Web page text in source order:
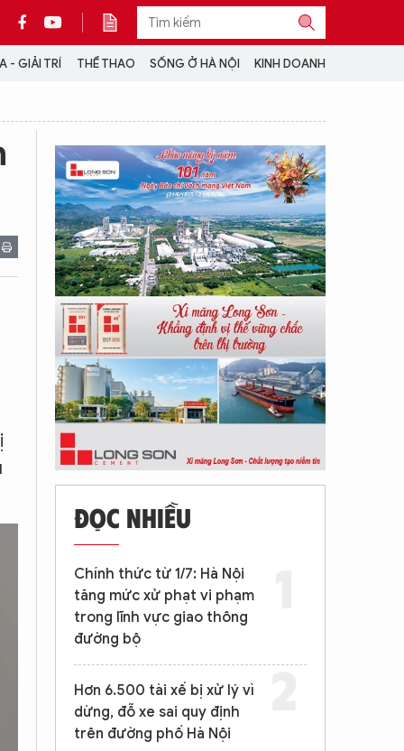
- GIẢI TRÍ THỂ THAO SỐNG Ở HÀ NỘI KINH DOANH
CỘNG TÁC VỚI ANTĐ
TRA CỨU XE
HOTLINE: 032 9907 579
ĐỌC NHIỀU
Chính thức từ 1/7: Hà Nội
tăng mức xử phạt vi phạm
trong lĩnh vực giao thông
đường bộ
Hơn 6.500 tài xế bị xử lý vì
dừng, đỗ xe sai quy định
trên đường phố Hà Nội